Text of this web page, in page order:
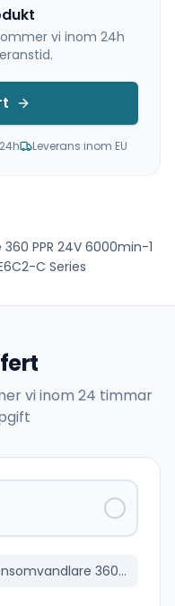
vi inom 24h
Leverans inom EU
PPR 24V 6000min-1
C Series
vi inom 24 timmar
Omron Inkrementell rotationsomvandlare 360 PPR 24V (E6C2CWZ6C360PR2MOMS)